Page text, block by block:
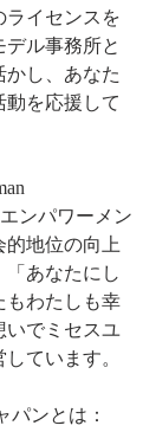
ライセンスを
デル事務所と
し、​あなた
を応援して
ンパワーメン
的地位の向上
「あなたにし
もわたしも幸
いでミセスユ
ています。
パンとは：